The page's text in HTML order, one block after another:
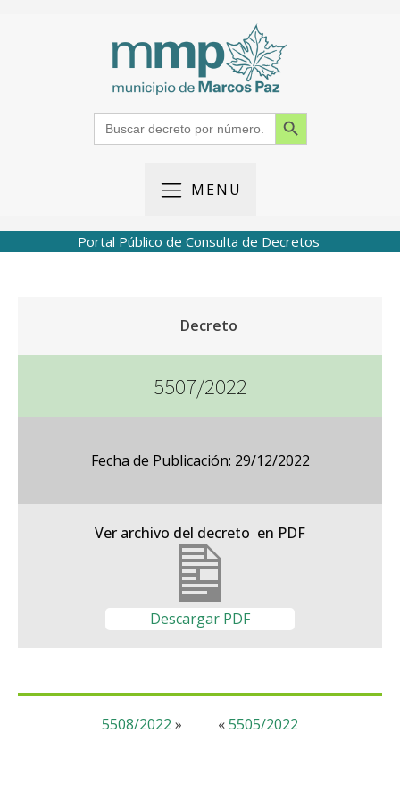
Search
for:
Search Button
MENU
Portal Público de Consulta de Decretos
Decreto
5507/2022
Fecha de Publicación: 29/12/2022
Ver archivo del decreto en PDF
Descargar PDF
«5505/2022
5508/2022 »